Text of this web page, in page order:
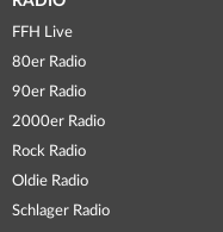
FFH Live
80er Radio
90er Radio
2000er Radio
Rock Radio
Oldie Radio
Schlager Radio